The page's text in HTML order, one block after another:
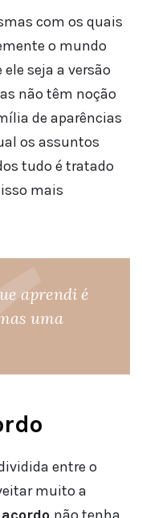
com os quais
o mundo
seja a versão
não têm noção
de aparências
os assuntos
tudo é tratado
mais
aprendi é
uma
entre o
muito a